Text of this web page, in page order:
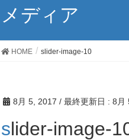
メディア
HOME slider-image-10
8月 5, 2017 / 最終更新日 : 8月
slider-image-